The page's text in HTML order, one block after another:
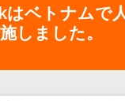
はベトナムで
しました。